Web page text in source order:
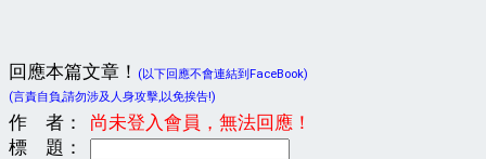
回應本篇文章！
(以下回應不會連結到FaceBook)
(言責自負,請勿涉及人身攻擊,以免挨告!)
作 者：
尚未登入會員，無法回應！
標 題：